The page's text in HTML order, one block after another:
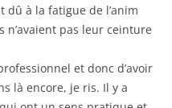
à la fatigue de l’anim
n’avaient pas leur ceinture
et donc d’avoir
là encore, je ris. Il y a